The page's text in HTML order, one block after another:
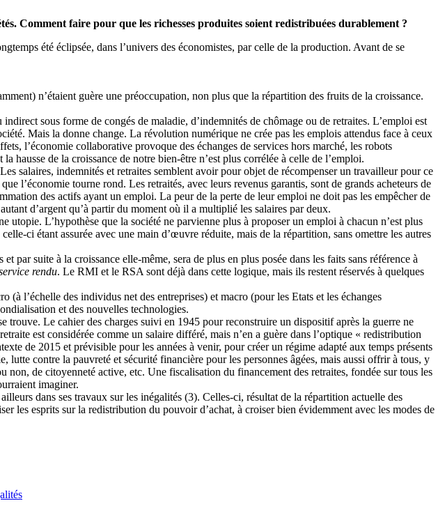
Comment faire pour que les richesses produites soient redistribuées durablement ?
été éclipsée, dans l’univers des économistes, par celle de la production. Avant de se
n’étaient guère une préoccupation, non plus que la répartition des fruits de la croissance.
sous forme de congés de maladie, d’indemnités de chômage ou de retraites. L’emploi est
Mais la donne change. La révolution numérique ne crée pas les emplois attendus face à ceux
l’économie collaborative provoque des échanges de services hors marché, les robots
hausse de la croissance de notre bien-être n’est plus corrélée à celle de l’emploi.
salaires, indemnités et retraites semblent avoir pour objet de récompenser un travailleur pour ce
l’économie tourne rond. Les retraités, avec leurs revenus garantis, sont de grands acheteurs de
des actifs ayant un emploi. La peur de la perte de leur emploi ne doit pas les empêcher de
d’argent qu’à partir du moment où il a multiplié les salaires par deux.
utopie. L’hypothèse que la société ne parvienne plus à proposer un emploi à chacun n’est plus
ci étant assurée avec une main d’œuvre réduite, mais de la répartition, sans omettre les autres
suite à la croissance elle-même, sera de plus en plus posée dans les faits sans référence à
rendu. Le RMI et le RSA sont déjà dans cette logique, mais ils restent réservés à quelques
(à l’échelle des individus net des entreprises) et macro (pour les Etats et les échanges
et des nouvelles technologies.
trouve. Le cahier des charges suivi en 1945 pour reconstruire un dispositif après la guerre ne
est considérée comme un salaire différé, mais n’en a guère dans l’optique « redistribution
de 2015 et prévisible pour les années à venir, pour créer un régime adapté aux temps présents
contre la pauvreté et sécurité financière pour les personnes âgées, mais aussi offrir à tous, y
de citoyenneté active, etc. Une fiscalisation du financement des retraites, fondée sur tous les
imaginer.
dans ses travaux sur les inégalités (3). Celles-ci, résultat de la répartition actuelle des
les esprits sur la redistribution du pouvoir d’achat, à croiser bien évidemment avec les modes de